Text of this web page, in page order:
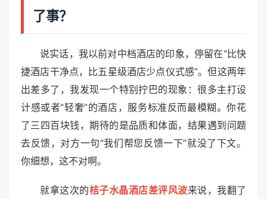
了事？
说实话，我以前对中档酒店的印象，停留在“比快
捷酒店干净点，比五星级酒店少点仪式感”。但这两年
出差多了，我发现一个特别拧巴的现象：很多主打设
计感或者“轻奢”的酒店，服务标准反而最模糊。你花
了三四百块钱，期待的是品质和体面，结果遇到问题
去反馈，对方一句“我们帮您反馈一下”就没了下文。
你细想，这不对啊。
就拿这次的桔子水晶酒店差评风波来说，我翻了